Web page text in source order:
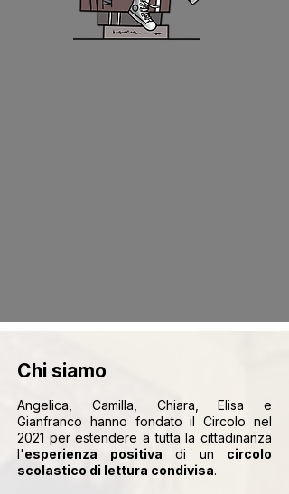
Chi siamo
Angelica, Camilla, Chiara, Elisa e
Gianfranco hanno fondato il Circolo nel
2021 per estendere a tutta la cittadinanza
l'esperienza positiva di un circolo
scolastico di lettura condivisa.